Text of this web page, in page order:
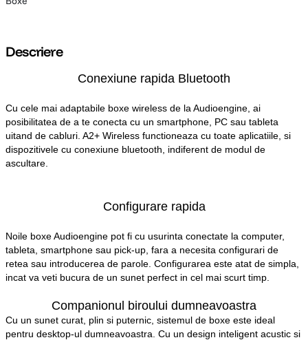
Descriere
Conexiune rapida Bluetooth
Cu cele mai adaptabile boxe wireless de la Audioengine, ai
posibilitatea de a te conecta cu un smartphone, PC sau tableta
uitand de cabluri. A2+ Wireless functioneaza cu toate aplicatiile, si
dispozitivele cu conexiune bluetooth, indiferent de modul de
ascultare.
Configurare rapida
Noile boxe Audioengine pot fi cu usurinta conectate la computer,
tableta, smartphone sau pick-up, fara a necesita configurari de
retea sau introducerea de parole. Configurarea este atat de simpla,
incat va veti bucura de un sunet perfect in cel mai scurt timp.
Companionul biroului dumneavoastra
Cu un sunet curat, plin si puternic, sistemul de boxe este ideal
pentru desktop-ul dumneavoastra. Cu un design inteligent acustic si